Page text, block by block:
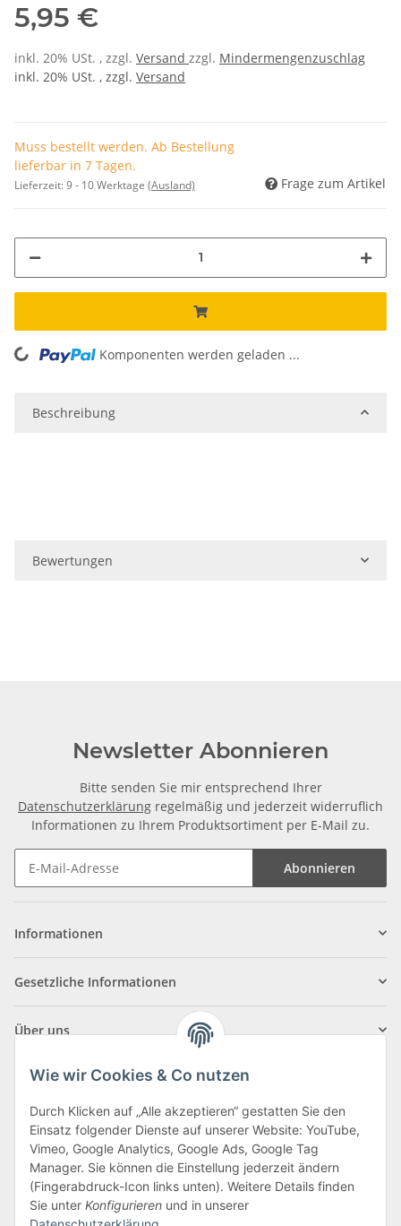
5,95 €
inkl. 20% USt. , zzgl. Versand zzgl. Mindermengenzuschlag
inkl. 20% USt. , zzgl. Versand
Muss bestellt werden. Ab Bestellung
lieferbar in 7 Tagen.
Lieferzeit:9 - 10 Werktage (Ausland) Frage zum Artikel
Loading... Komponenten werden geladen ...
Beschreibung
Bewertungen
Newsletter Abonnieren
Bitte senden Sie mir entsprechend Ihrer
Datenschutzerklärung regelmäßig und jederzeit widerruflich
Informationen zu Ihrem Produktsortiment per E-Mail zu.
Abonnieren
Informationen
Gesetzliche Informationen
Über uns
Klagenfurter Straße 29
9556 Liebenfels
Montag bis Donnerstag: 8:00 bis 16:30 Uhr
Freitag: 8:00 bis 12:00 Uhr
Wie wir Cookies & Co nutzen
Durch Klicken auf „Alle akzeptieren“ gestatten Sie den
Einsatz folgender Dienste auf unserer Website: YouTube,
Vimeo, Google Analytics, Google Ads, Google Tag
Manager. Sie können die Einstellung jederzeit ändern
(Fingerabdruck-Icon links unten). Weitere Details finden
Sie unter Konfigurieren und in unserer